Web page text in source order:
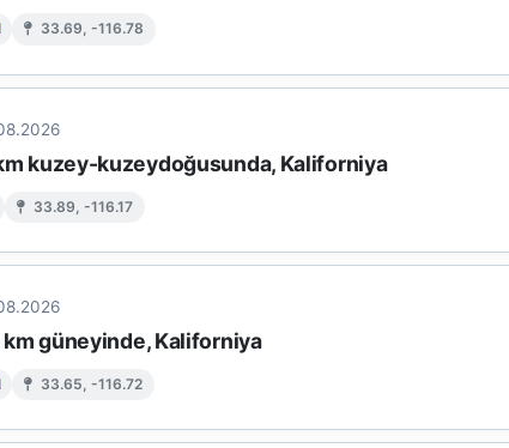
I 33.69, -116.78
kuzey-kuzeydoğusunda, Kaliforniya
33.89, -116.17
güneyinde, Kaliforniya
I 33.65, -116.72